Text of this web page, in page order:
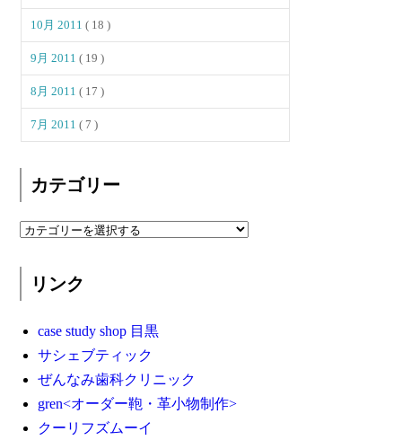
10月 2011( 18 )
9月 2011( 19 )
8月 2011( 17 )
7月 2011( 7 )
カテゴリー
リンク
case study shop 目黒
サシェブティック
ぜんなみ歯科クリニック
gren<オーダー鞄・革小物制作>
クーリフズムーイ